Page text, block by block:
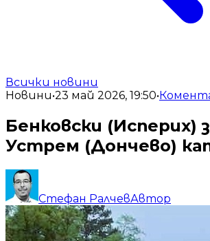
Всички новини
Новини•23 май 2026, 19:50•
Бенковски (Исперих)
Устрем (Дончево)
Стефан РалчевАвтор